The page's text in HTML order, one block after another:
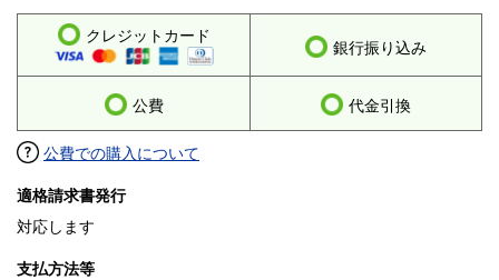
クレジットカード
銀行振り込み
公費 代金引換
公費での購入について
適格請求書発行
対応します
支払方法等